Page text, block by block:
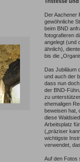
Der Aachener
gewöhnliche
beim BND
fotografieren
angelegt (und
ähnlich),
bis die
Das Jubiläum
und auch der
dass nun
der BND-
zu
ehemaligen
beweisen hat,
diese
Arbeitsplatz
(„präziser
wichtigste
verwendet,
Auf den Fotos